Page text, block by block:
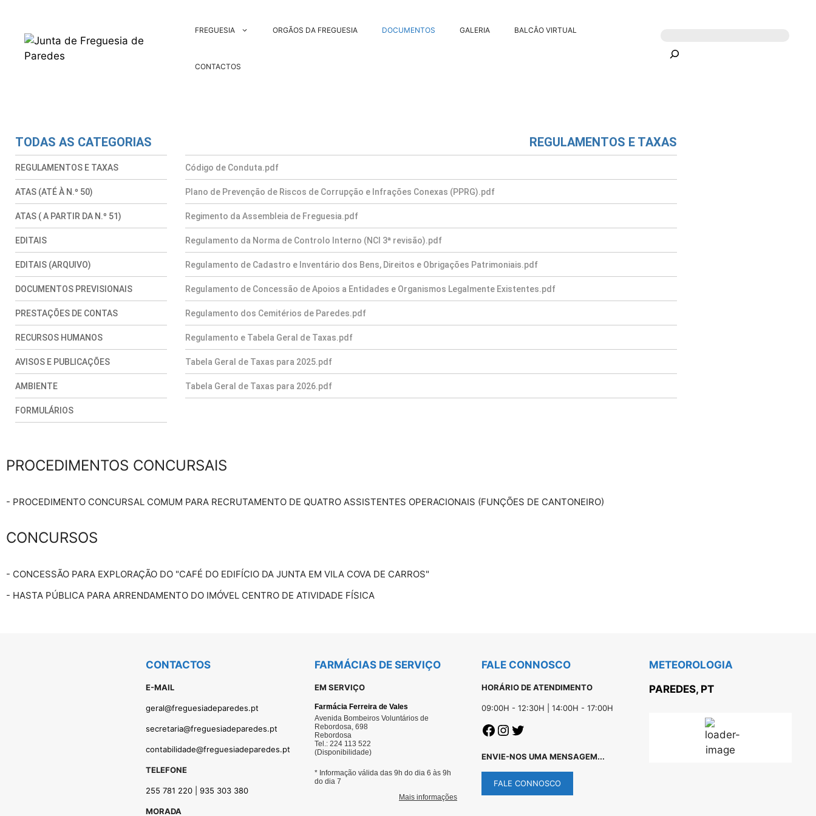
FREGUESIA ORGÃOS DA FREGUESIA DOCUMENTOS GALERIA BALCÂO VIRTUAL
CONTACTOS
PROCEDIMENTOS CONCURSAIS
- PROCEDIMENTO CONCURSAL COMUM PARA RECRUTAMENTO DE QUATRO ASSISTENTES OPERACIONAIS (FUNÇÕES DE CANTONEIRO)
CONCURSOS
- CONCESSÃO PARA EXPLORAÇÃO DO "CAFÉ DO EDIFÍCIO DA JUNTA EM VILA COVA DE CARROS"
- HASTA PÚBLICA PARA ARRENDAMENTO DO IMÓVEL CENTRO DE ATIVIDADE FÍSICA
CONTACTOS
E-MAIL
geral@freguesiadeparedes.pt
secretaria@freguesiadeparedes.pt
contabilidade@freguesiadeparedes.pt
TELEFONE
255 781 220 | 935 303 380
MORADA
FARMÁCIAS DE SERVIÇO
EM SERVIÇO
FALE CONNOSCO
HORÁRIO DE ATENDIMENTO
09:00H - 12:30H | 14:00H - 17:00H
ENVIE-NOS UMA MENSAGEM...
FALE CONNOSCO
METEOROLOGIA
PAREDES, PT
29°C